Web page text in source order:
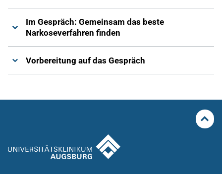
Im Gespräch: Gemeinsam das beste
Narkoseverfahren finden
Vorbereitung auf das Gespräch